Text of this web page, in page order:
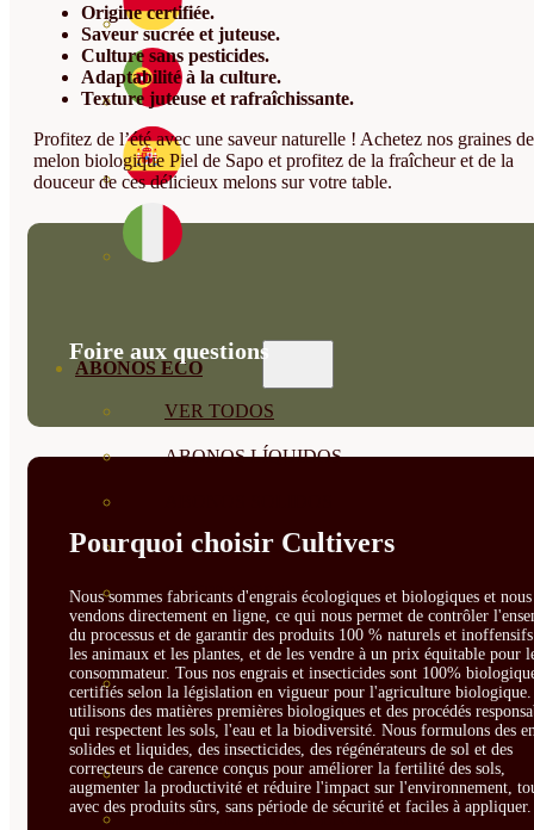
ABONOS ECO
VER TODOS
ABONOS LÍQUIDOS
BIOESTIMULANTES
SUSTRATOS Y
DECORATIVAS
CORRECTORES DE
CARENCIAS
ENRAIZANTES
MADURACIÓN Y ENGORDE
Origine certifiée.
Saveur sucrée et juteuse.
Culture sans pesticides.
Adaptabilité à la culture.
Texture juteuse et rafraîchissante.
Profitez de l’été avec une saveur naturelle ! Achetez nos graines de
melon biologique Piel de Sapo et profitez de la fraîcheur et de la
douceur de ces délicieux melons sur votre table.
Foire aux questions
Pourquoi choisir Cultivers
Nous sommes fabricants d'engrais écologiques et biologiques et nous
vendons directement en ligne, ce qui nous permet de contrôler
du processus et de garantir des produits 100 % naturels et
les animaux et les plantes, et de les vendre à un prix équitable pour
consommateur. Tous nos engrais et insecticides sont 100%
certifiés selon la législation en vigueur pour l'agriculture biologique.
utilisons des matières premières biologiques et des procédés
qui respectent les sols, l'eau et la biodiversité. Nous formulons des
solides et liquides, des insecticides, des régénérateurs de sol et des
correcteurs de carence conçus pour améliorer la fertilité des sols,
augmenter la productivité et réduire l'impact sur l'environnement,
avec des produits sûrs, sans période de sécurité et faciles à appliquer.